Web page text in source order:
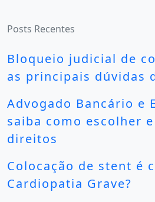
Posts Recentes
Bloqueio judicial de
as principais dúvidas
Advogado Bancário e
saiba como escolher
direitos
Colocação de stent é
Cardiopatia Grave?